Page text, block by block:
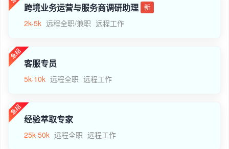
跨境业务运营与服务商调研助理 新
2k-5k 远程全职/兼职 远程工作
客服专员
5k-10k 远程全职 远程工作
经验萃取专家
25k-50k 远程全职 远程工作